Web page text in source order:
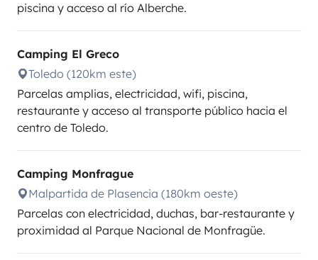
piscina y acceso al río Alberche.
Camping El Greco
Toledo (120km este)
Parcelas amplias, electricidad, wifi, piscina,
restaurante y acceso al transporte público hacia el
centro de Toledo.
Camping Monfrague
Malpartida de Plasencia (180km oeste)
Parcelas con electricidad, duchas, bar-restaurante y
proximidad al Parque Nacional de Monfragüe.